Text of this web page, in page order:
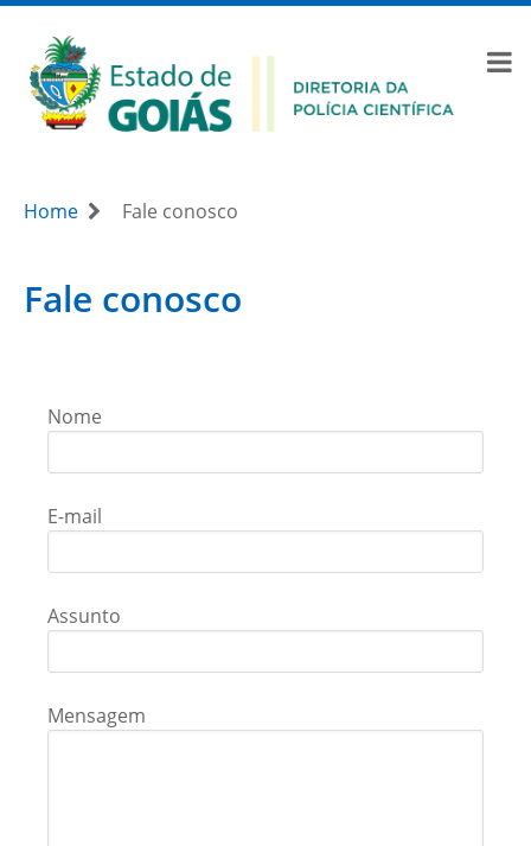
Home Fale conosco
Fale conosco
Nome
E-mail
Assunto
Mensagem